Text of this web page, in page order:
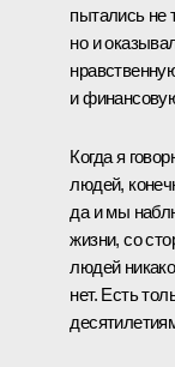
пытались не
но и
и
Когда я
людей,
да и мы
жизни, со
людей
нет. Есть